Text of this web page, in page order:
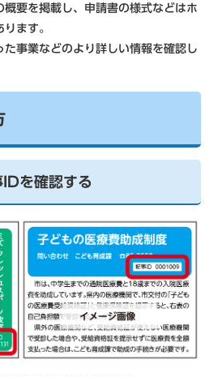
要を掲載し、申請書の様式などはホ
ます。
事業などのより詳しい情報を確認し
を確認する